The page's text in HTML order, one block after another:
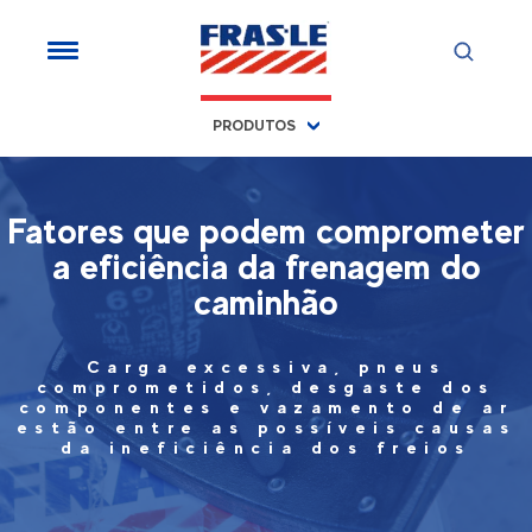
PRODUTOS
Fatores que podem comprometer
a eficiência da frenagem do
caminhão
Carga excessiva, pneus
comprometidos, desgaste dos
componentes e vazamento de ar
estão entre as possíveis causas
da ineficiência dos freios